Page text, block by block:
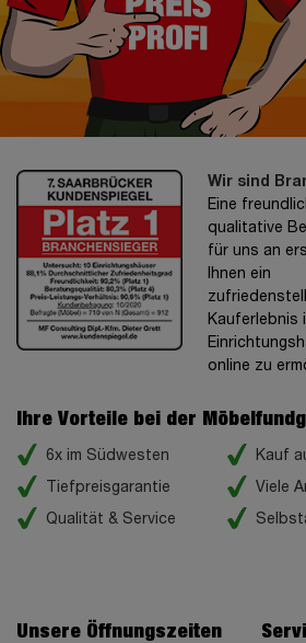
Wir sind
Eine
qualitative
für uns an
Ihnen ein
Kauferlebnis
online zu
Ihre Vorteile bei der
6x im Südwesten
Tiefpreisgarantie
Qualität & Service
Kauf
Viele
Unsere Öffnungszeiten